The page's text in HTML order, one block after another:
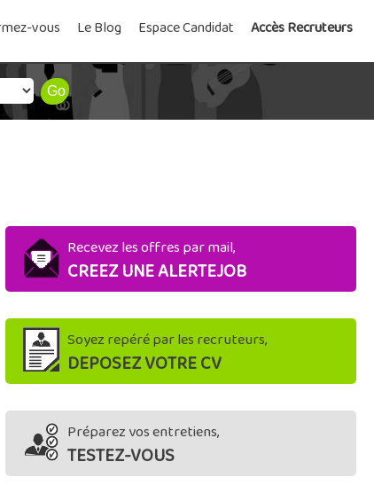
vous Le Blog Espace Candidat Accès Recruteurs
Recevez les offres par mail,
CREEZ UNE ALERTEJOB
Soyez repéré par les recruteurs,
DEPOSEZ VOTRE CV
Préparez vos entretiens,
TESTEZ-VOUS